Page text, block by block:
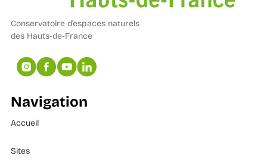
Conservatoire d’espaces naturels
des Hauts-de-France
Navigation
Accueil
Sites